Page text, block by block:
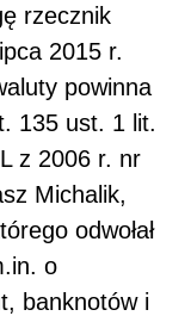
rzecznik
2015 r.
powinna
135 ust. 1 lit.
z 2006 r. nr
Michalik,
odwołał
o
banknotów i